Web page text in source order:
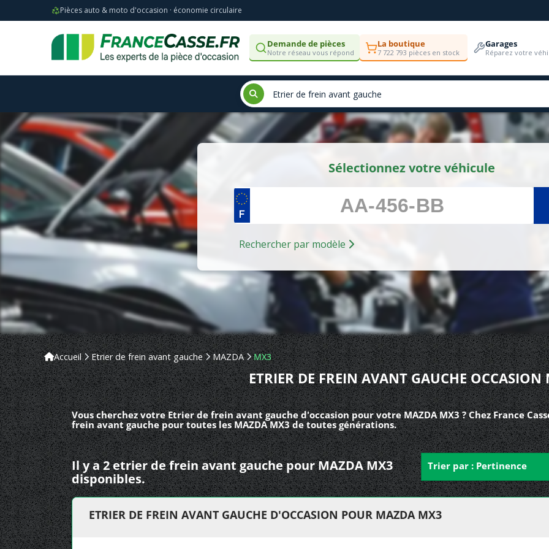
Pièces auto & moto d'occasion · économie circulaire
Demande de pièces
Notre réseau vous répond
La boutique
7 722 793 pièces en stock
Garages
Réparez votre
Sélectionnez votre véhicule
Rechercher par modèle
Accueil Etrier de frein avant gauche MAZDA MX3
ETRIER DE FREIN AVANT GAUCHE OCCASION
Vous cherchez votre Etrier de frein avant gauche d'occasion pour votre MAZDA MX3 ? Chez France
frein avant gauche pour toutes les MAZDA MX3 de toutes générations.
Il y a 2 etrier de frein avant gauche pour MAZDA MX3
disponibles.
Trier par : Pertinence
ETRIER DE FREIN AVANT GAUCHE D'OCCASION POUR MAZDA MX3